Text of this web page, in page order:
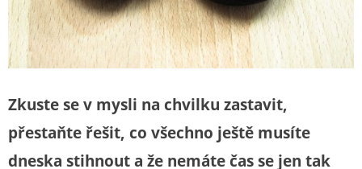
Zkuste se v mysli na chvilku zastavit,
přestaňte řešit, co všechno ještě musíte
dneska stihnout a že nemáte čas se jen tak